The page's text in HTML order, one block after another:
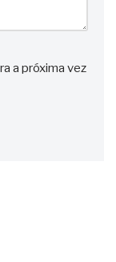
a próxima vez